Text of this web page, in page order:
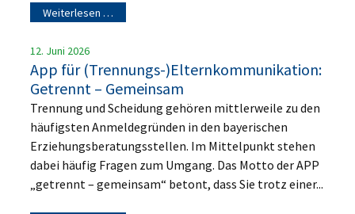
Weiterlesen …
12. Juni 2026
App für (Trennungs-)Elternkommunikation:
Getrennt – Gemeinsam
Trennung und Scheidung gehören mittlerweile zu den
häufigsten Anmeldegründen in den bayerischen
Erziehungsberatungsstellen. Im Mittelpunkt stehen
dabei häufig Fragen zum Umgang. Das Motto der APP
„getrennt – gemeinsam“ betont, dass Sie trotz einer...